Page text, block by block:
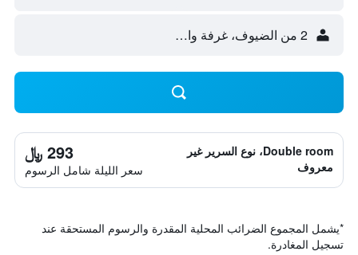
2 من الضيوف، غرفة واحدة
Double room، نوع السرير غير
معروف
293 ﷼
سعر الليلة شامل الرسوم
*يشمل المجموع الضرائب المحلية المقدرة والرسوم المستحقة عند
تسجيل المغادرة.